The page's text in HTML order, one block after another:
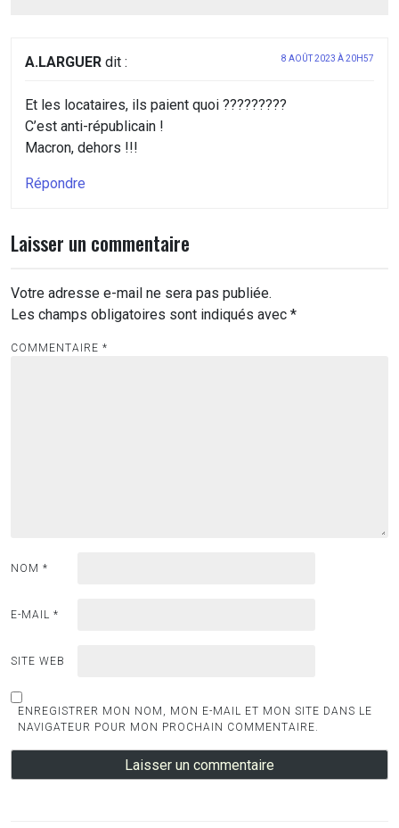
A.LARGUER dit : 8 AOÛT 2023 À 20H57
Et les locataires, ils paient quoi ?????????
C’est anti-républicain !
Macron, dehors !!!
Répondre
Laisser un commentaire
Votre adresse e-mail ne sera pas publiée.
Les champs obligatoires sont indiqués avec *
COMMENTAIRE *
NOM *
E-MAIL *
SITE WEB
ENREGISTRER MON NOM, MON E-MAIL ET MON SITE DANS LE
NAVIGATEUR POUR MON PROCHAIN COMMENTAIRE.